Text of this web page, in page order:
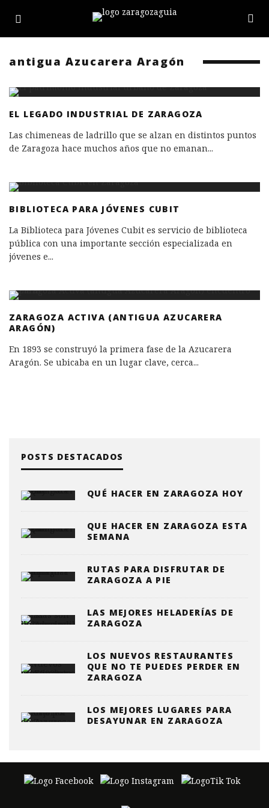
antigua Azucarera Aragón
EL LEGADO INDUSTRIAL DE ZARAGOZA
Las chimeneas de ladrillo que se alzan en distintos puntos
de Zaragoza hace muchos años que no emanan...
BIBLIOTECA PARA JÓVENES CUBIT
La Biblioteca para Jóvenes Cubit es servicio de biblioteca
pública con una importante sección especializada en
jóvenes e...
ZARAGOZA ACTIVA (ANTIGUA AZUCARERA
ARAGÓN)
En 1893 se construyó la primera fase de la Azucarera
Aragón. Se ubicaba en un lugar clave, cerca...
POSTS DESTACADOS
QUÉ HACER EN ZARAGOZA HOY
QUE HACER EN ZARAGOZA ESTA
SEMANA
RUTAS PARA DISFRUTAR DE
ZARAGOZA A PIE
LAS MEJORES HELADERÍAS DE
ZARAGOZA
LOS NUEVOS RESTAURANTES
QUE NO TE PUEDES PERDER EN
ZARAGOZA
LOS MEJORES LUGARES PARA
DESAYUNAR EN ZARAGOZA